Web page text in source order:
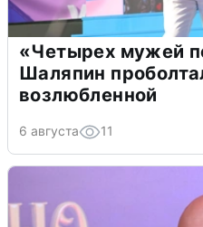
«Четырех мужей
Шаляпин
возлюбленной
6 августа 11